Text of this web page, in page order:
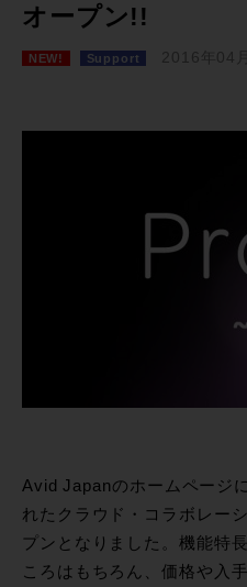
オープン!!
NEW! Support 2016年04
Avid Japanのホームページ
れたクラウド・コラボレー
プンとなりました。機能特
ころはもちろん、価格や入